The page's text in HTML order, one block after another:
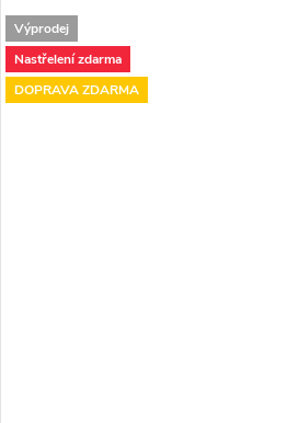
Výprodej
Nastřelení zdarma
DOPRAVA ZDARMA